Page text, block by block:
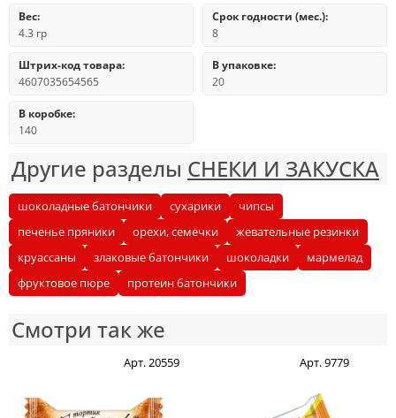
Вес:
4.3 гр
Срок годности (мес.):
8
Штрих-код товара:
4607035654565
В упаковке:
20
В коробке:
140
Другие разделы СНЕКИ И ЗАКУСКА
шоколадные батончики сухарики
чипсы
печенье пряники
орехи, семечки
жевательные резинки
круассаны
злаковые батончики шоколадки
мармелад
фруктовое пюре
протеин батончики
Смотри так же
Арт. 20559 Арт. 9779